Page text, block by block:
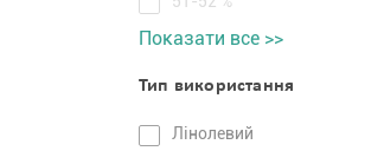
Показати все >>
Тип використання
Лінолевий